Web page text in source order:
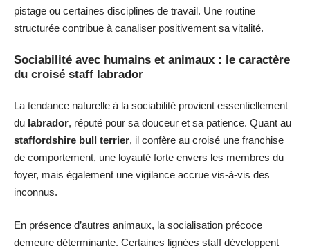
pistage ou certaines disciplines de travail. Une routine
structurée contribue à canaliser positivement sa vitalité.
Sociabilité avec humains et animaux : le caractère
du croisé staff labrador
La tendance naturelle à la sociabilité provient essentiellement
du labrador, réputé pour sa douceur et sa patience. Quant au
staffordshire bull terrier, il confère au croisé une franchise
de comportement, une loyauté forte envers les membres du
foyer, mais également une vigilance accrue vis-à-vis des
inconnus.
En présence d’autres animaux, la socialisation précoce
demeure déterminante. Certaines lignées staff développent